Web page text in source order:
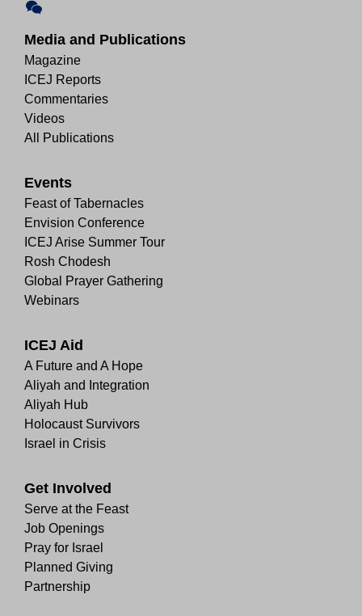
Media and Publications
Magazine
ICEJ Reports
Commentaries
Videos
All Publications
Events
Feast of Tabernacles
Envision Conference
ICEJ Arise Summer Tour
Rosh Chodesh
Global Prayer Gathering
Webinars
ICEJ Aid
A Future and A Hope
Aliyah and Integration
Aliyah Hub
Holocaust Survivors
Israel in Crisis
Get Involved
Serve at the Feast
Job Openings
Pray for Israel
Planned Giving
Partnership